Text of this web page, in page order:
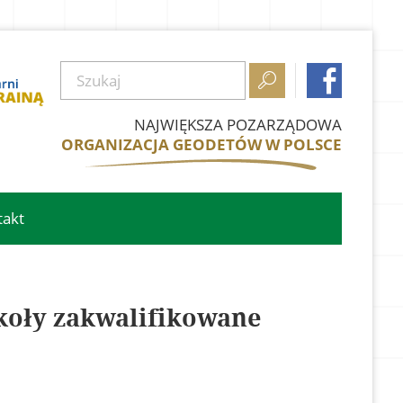
 
NAJWIĘKSZA POZARZĄDOWA
ORGANIZACJA GEODETÓW W POLSCE
zakwalifikowane